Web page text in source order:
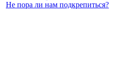
Не пора ли нам подкрепиться?